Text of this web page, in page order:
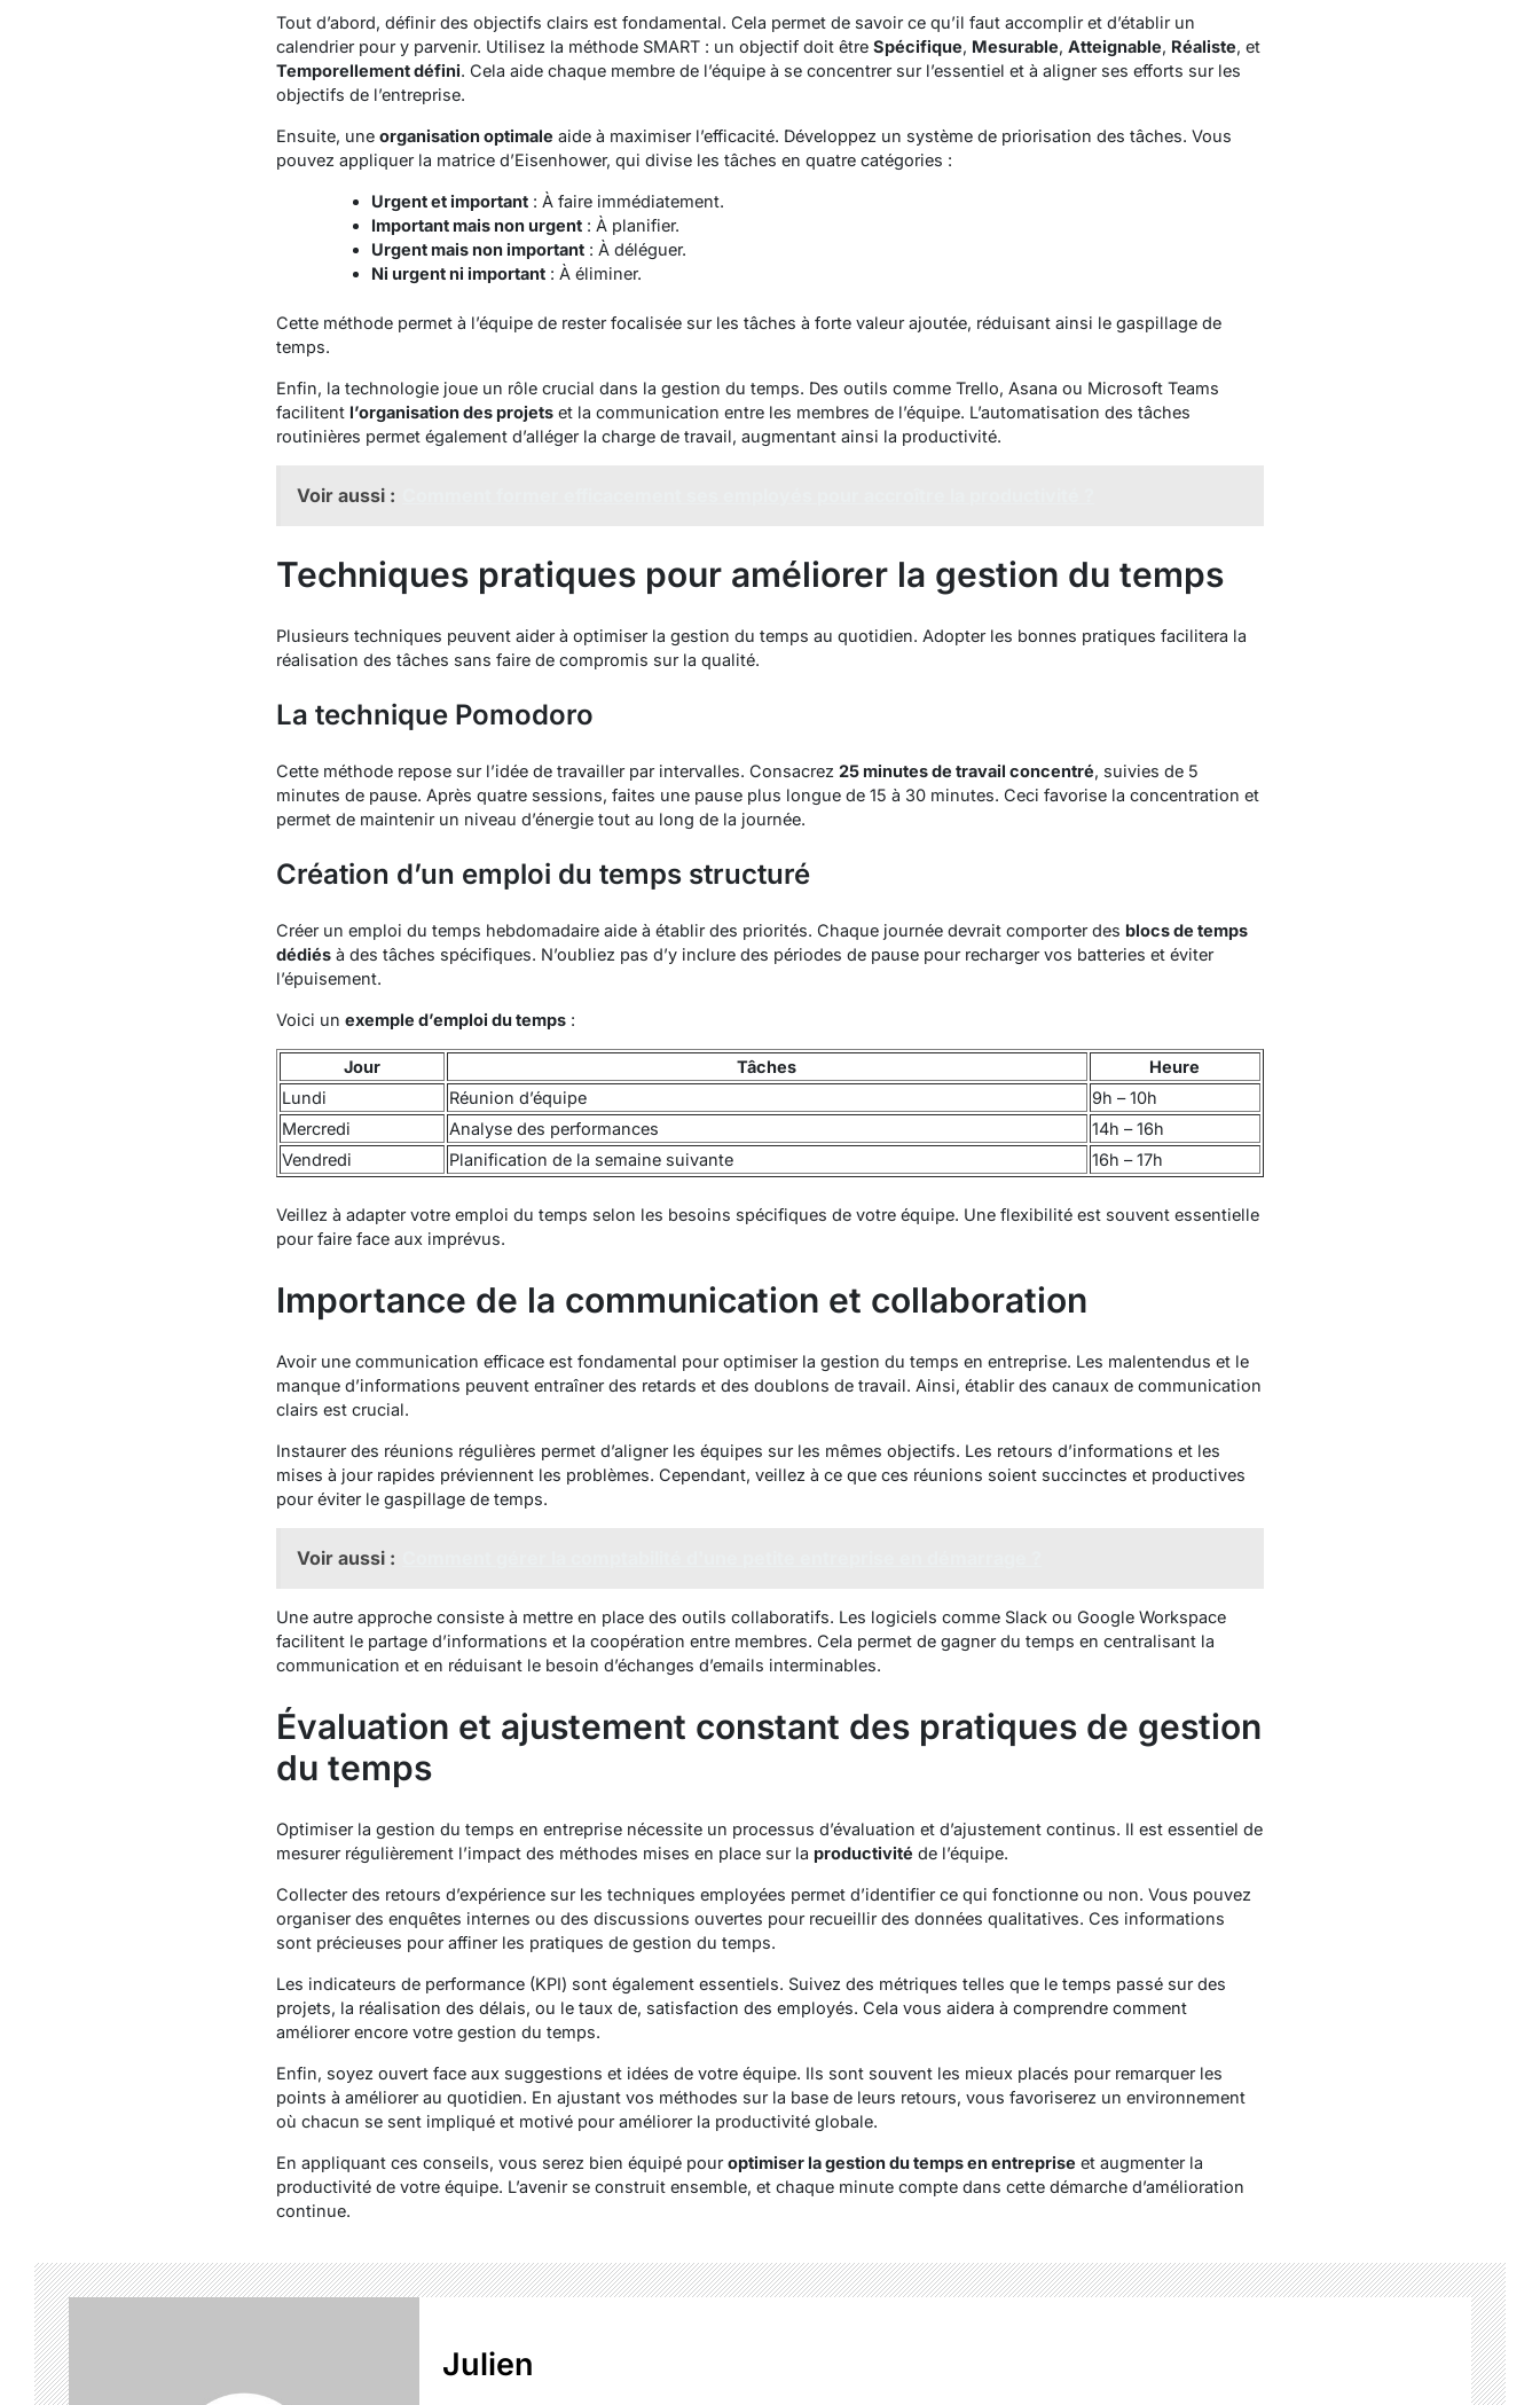
Tout d’abord, définir des objectifs clairs est fondamental. Cela permet de savoir ce qu’il faut accomplir et d’établir un
calendrier pour y parvenir. Utilisez la méthode SMART : un objectif doit être Spécifique, Mesurable, Atteignable, Réaliste, et
Temporellement défini. Cela aide chaque membre de l’équipe à se concentrer sur l’essentiel et à aligner ses efforts sur les
objectifs de l’entreprise.
Ensuite, une organisation optimale aide à maximiser l’efficacité. Développez un système de priorisation des tâches. Vous
pouvez appliquer la matrice d’Eisenhower, qui divise les tâches en quatre catégories :
Urgent et important : À faire immédiatement.
Important mais non urgent : À planifier.
Urgent mais non important : À déléguer.
Ni urgent ni important : À éliminer.
Cette méthode permet à l’équipe de rester focalisée sur les tâches à forte valeur ajoutée, réduisant ainsi le gaspillage de
temps.
Enfin, la technologie joue un rôle crucial dans la gestion du temps. Des outils comme Trello, Asana ou Microsoft Teams
facilitent l’organisation des projetset la communication entre les membres de l’équipe. L’automatisation des tâches
routinières permet également d’alléger la charge de travail, augmentant ainsi la productivité.
Voir aussi :
Techniques pratiques pour améliorer la gestion du temps
Plusieurs techniques peuvent aider à optimiser la gestion du temps au quotidien. Adopter les bonnes pratiques facilitera la
réalisation des tâches sans faire de compromis sur la qualité.
La technique Pomodoro
Cette méthode repose sur l’idée de travailler par intervalles. Consacrez 25 minutes de travail concentré, suivies de 5
minutes de pause. Après quatre sessions, faites une pause plus longue de 15 à 30 minutes. Ceci favorise la concentration et
permet de maintenir un niveau d’énergie tout au long de la journée.
Création d’un emploi du temps structuré
Créer un emploi du temps hebdomadaire aide à établir des priorités. Chaque journée devrait comporter des blocs de temps
dédiésà des tâches spécifiques. N’oubliez pas d’y inclure des périodes de pause pour recharger vos batteries et éviter
l’épuisement.
Voici un exemple d’emploi du temps:
Jour Tâches
Heure
Lundi
Réunion d’équipe
9h – 10h
Mercredi
Analyse des performances
14h – 16h
Vendredi
Planification de la semaine suivante 16h – 17h
Veillez à adapter votre emploi du temps selon les besoins spécifiques de votre équipe. Une flexibilité est souvent essentielle
pour faire face aux imprévus.
Importance de la communication et collaboration
Avoir une communication efficace est fondamental pour optimiser la gestion du temps en entreprise. Les malentendus et le
manque d’informations peuvent entraîner des retards et des doublons de travail. Ainsi, établir des canaux de communication
clairs est crucial.
Instaurer des réunions régulières permet d’aligner les équipes sur les mêmes objectifs. Les retours d’informations et les
mises à jour rapides préviennent les problèmes. Cependant, veillez à ce que ces réunions soient succinctes et productives
pour éviter le gaspillage de temps.
Voir aussi :
Une autre approche consiste à mettre en place des outils collaboratifs. Les logiciels comme Slack ou Google Workspace
facilitent le partage d’informations et la coopération entre membres. Cela permet de gagner du temps en centralisant la
communication et en réduisant le besoin d’échanges d’emails interminables.
Évaluation et ajustement constant des pratiques de gestion
du temps
Optimiser la gestion du temps en entreprise nécessite un processus d’évaluation et d’ajustement continus. Il est essentiel de
mesurer régulièrement l’impact des méthodes mises en place sur la productivité de l’équipe.
Collecter des retours d’expérience sur les techniques employées permet d’identifier ce qui fonctionne ou non. Vous pouvez
organiser des enquêtes internes ou des discussions ouvertes pour recueillir des données qualitatives. Ces informations
sont précieuses pour affiner les pratiques de gestion du temps.
Les indicateurs de performance (KPI) sont également essentiels. Suivez des métriques telles que le temps passé sur des
projets, la réalisation des délais, ou le taux de, satisfaction des employés. Cela vous aidera à comprendre comment
améliorer encore votre gestion du temps.
Enfin, soyez ouvert face aux suggestions et idées de votre équipe. Ils sont souvent les mieux placés pour remarquer les
points à améliorer au quotidien. En ajustant vos méthodes sur la base de leurs retours, vous favoriserez un environnement
où chacun se sent impliqué et motivé pour améliorer la productivité globale.
En appliquant ces conseils, vous serez bien équipé pouroptimiser la gestion du temps en entreprise et augmenter la
productivité de votre équipe. L’avenir se construit ensemble, et chaque minute compte dans cette démarche d’amélioration
continue.
Julien